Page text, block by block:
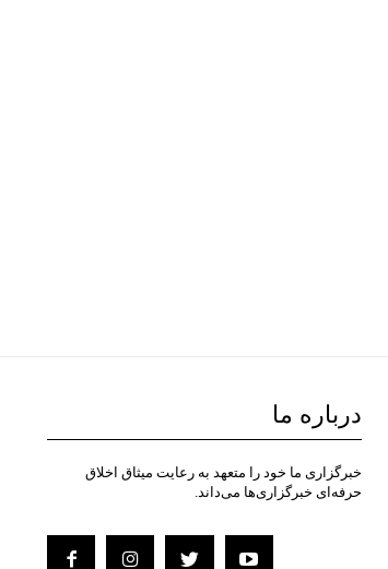
درباره ما
خبرگزاری ما خود را متعهد به رعایت میثاق اخلاق
حرفه‌ای خبرگزاری‌ها می‌داند.